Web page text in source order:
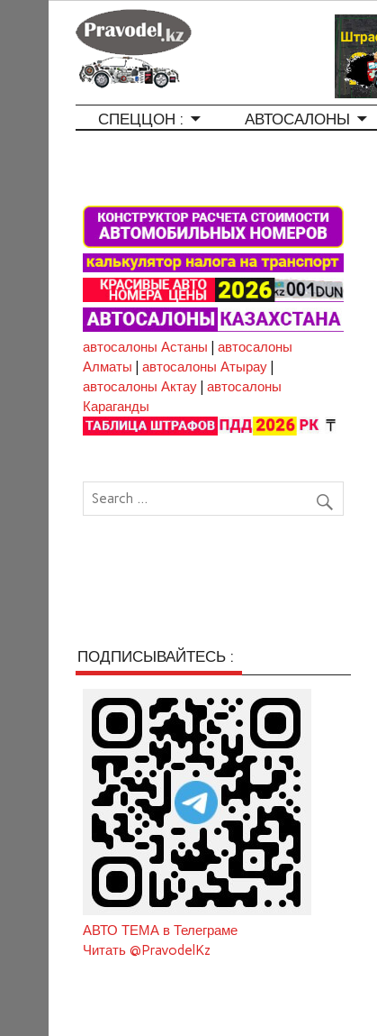
СПЕЦЦОН : АВТОСАЛОНЫ
автосалоны Астаны
автосалоны
Алматы
автосалоны Атырау|
автосалоны Актау| автосалоны
Караганды
ПОДПИСЫВАЙТЕСЬ :
АВТО ТЕМА в Телеграме
Читать @PravodelKz